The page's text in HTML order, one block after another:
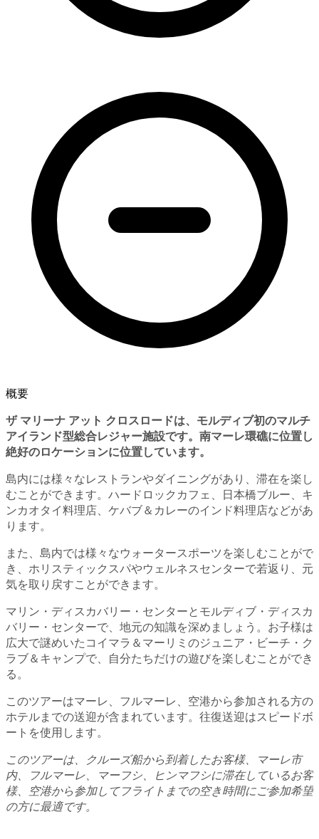
概要
ザ マリーナ アット クロスロードは、モルディブ初のマルチ
アイランド型総合レジャー施設です。南マーレ環礁に位置し
絶好のロケーションに位置しています。
島内には様々なレストランやダイニングがあり、滞在を楽し
むことができます。ハードロックカフェ、日本橋ブルー、キ
ンカオタイ料理店、ケバブ＆カレーのインド料理店などがあ
ります。
また、島内では様々なウォータースポーツを楽しむことがで
き、ホリスティックスパやウェルネスセンターで若返り、元
気を取り戻すことができます。
マリン・ディスカバリー・センターとモルディブ・ディスカ
バリー・センターで、地元の知識を深めましょう。お子様は
広大で謎めいたコイマラ＆マーリミのジュニア・ビーチ・ク
ラブ＆キャンプで、自分たちだけの遊びを楽しむことができ
る。
このツアーはマーレ、フルマーレ、空港から参加される方の
ホテルまでの送迎が含まれています。往復送迎はスピードボ
ートを使用します。
このツアーは、クルーズ船から到着したお客様、マーレ市
内、フルマーレ、マーフシ、ヒンマフシに滞在しているお客
様、空港から参加してフライトまでの空き時間にご参加希望
の方に最適です。